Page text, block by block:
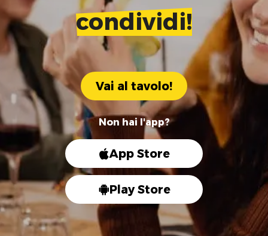
condividi!
Vai al tavolo!
Non hai l'app?
App Store
Play Store